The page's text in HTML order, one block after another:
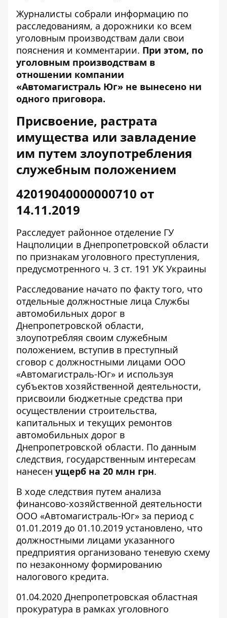
Журналисты собрали информацию по
расследованиям, а дорожники ко всем
уголовным производствам дали свои
пояснения и комментарии. При этом, по
уголовным производствам в
отношении компании
«Автомагистраль Юг» не вынесено ни
одного приговора.
Присвоение, растрата
имущества или завладение
им путем злоупотребления
служебным положением
42019040000000710 от
14.11.2019
Расследует районное отделение ГУ
Нацполиции в Днепропетровской области
по признакам уголовного преступления,
предусмотренного ч. 3 ст. 191 УК Украины
Расследование начато по факту того, что
отдельные должностные лица Службы
автомобильных дорог в
Днепропетровской области,
злоупотребляя своим служебным
положением, вступив в преступный
сговор с должностными лицами ООО
«Автомагистраль-Юг» и используя
субъектов хозяйственной деятельности,
присвоили бюджетные средства при
осуществлении строительства,
капитальных и текущих ремонтов
автомобильных дорог в
Днепропетровской области. По данным
следствия, государственным интересам
нанесен ущерб на 20 млн грн.
В ходе следствия путем анализа
финансово-хозяйственной деятельности
ООО «Автомагистраль-Юг» за период с
01.01.2019 до 01.10.2019 установлено, что
должностными лицами указанного
предприятия организовано теневую схему
по незаконному формированию
налогового кредита.
01.04.2020 Днепропетровская областная
прокуратура в рамках уголовного